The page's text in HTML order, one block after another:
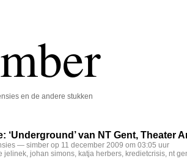
en de andere stukken
‘Underground’ van NT Gent, Theater
— simber op 11 december 2009 om 03:05 uur
jelinek, johan simons, katja herbers, kredietcrisis, nt